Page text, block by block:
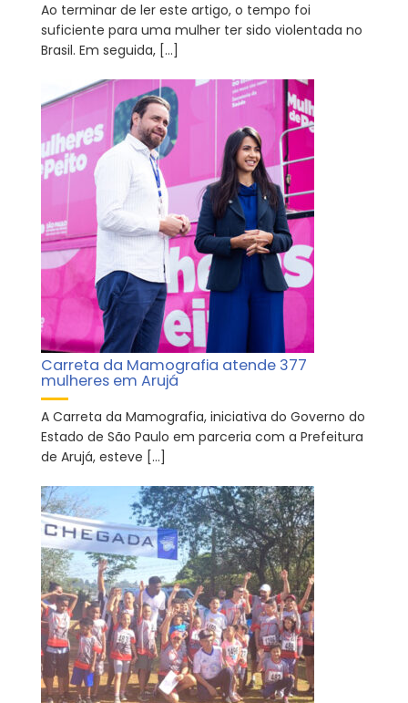
Ao terminar de ler este artigo, o tempo foi
suficiente para uma mulher ter sido violentada no
Brasil. Em seguida, […]
Carreta da Mamografia atende 377
mulheres em Arujá
A Carreta da Mamografia, iniciativa do Governo do
Estado de São Paulo em parceria com a Prefeitura
de Arujá, esteve […]